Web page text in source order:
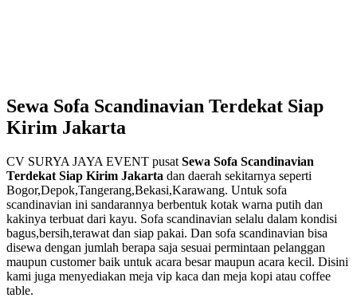
Sewa Sofa Scandinavian Terdekat Siap
Kirim Jakarta
CV SURYA JAYA EVENT pusat Sewa Sofa Scandinavian
Terdekat Siap Kirim Jakarta dan daerah sekitarnya seperti
Bogor,Depok,Tangerang,Bekasi,Karawang. Untuk sofa
scandinavian ini sandarannya berbentuk kotak warna putih dan
kakinya terbuat dari kayu. Sofa scandinavian selalu dalam kondisi
bagus,bersih,terawat dan siap pakai. Dan sofa scandinavian bisa
disewa dengan jumlah berapa saja sesuai permintaan pelanggan
maupun customer baik untuk acara besar maupun acara kecil. Disini
kami juga menyediakan meja vip kaca dan meja kopi atau coffee
table.